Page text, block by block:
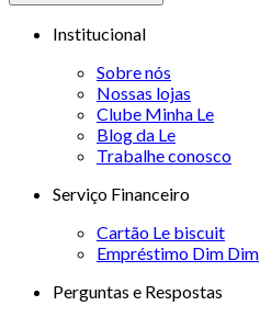
Institucional
Sobre nós
Nossas lojas
Clube Minha Le
Blog da Le
Trabalhe conosco
Serviço Financeiro
Cartão Le biscuit
Empréstimo Dim Dim
Perguntas e Respostas